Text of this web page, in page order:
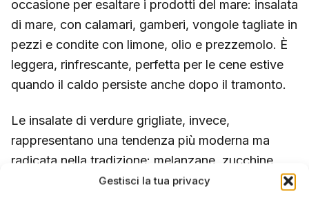
Gestisci la tua privacy
occasione per esaltare i prodotti del mare: insalata
di mare, con calamari, gamberi, vongole tagliate in
pezzi e condite con limone, olio e prezzemolo. È
leggera, rinfrescante, perfetta per le cene estive
quando il caldo persiste anche dopo il tramonto.
Le insalate di verdure grigliate, invece,
rappresentano una tendenza più moderna ma
radicata nella tradizione: melanzane, zucchine,
peperoni grigliati, conditi con olio, aglio, menta e